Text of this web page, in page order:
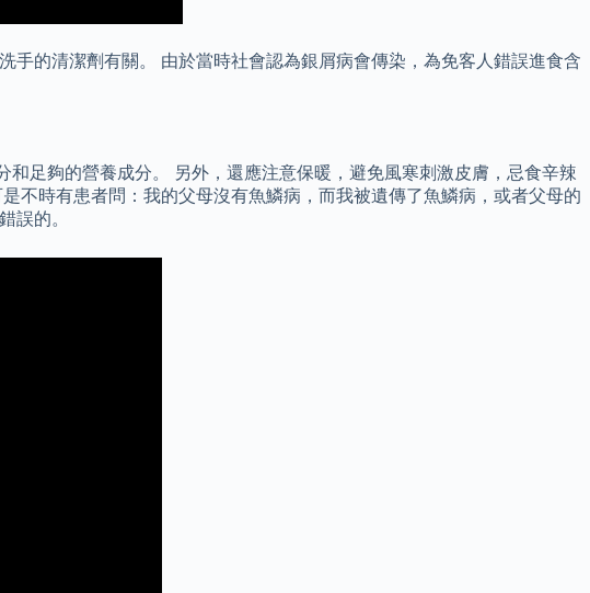
的清潔劑有關。 由於當時社會認為銀屑病會傳染，為免客人錯誤進食含
足夠的營養成分。 另外，還應注意保暖，避免風寒刺激皮膚，忌食辛辣
不時有患者問：我的父母沒有魚鱗病，而我被遺傳了魚鱗病，或者父母的
誤的。